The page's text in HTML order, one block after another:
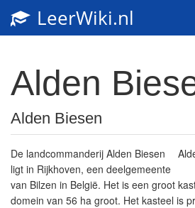
LeerWiki.nl
Alden
Alden Biesen
De landcommanderij Alden Biesen
ligt in Rijkhoven, een deelgemeente
van Bilzen in België. Het is een groot
domein van 56 ha groot. Het kasteel is